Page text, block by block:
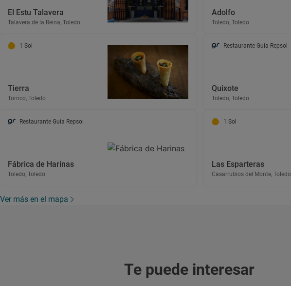
El Estu Talavera
Talavera de la Reina, Toledo
Adolfo
Toledo, Toledo
1 Sol
Tierra
Torrico, Toledo
Restaurante Guía Repsol
Quixote
Toledo, Toledo
Restaurante Guía Repsol
Fábrica de Harinas
Toledo, Toledo
1 Sol
Las Esparteras
Casarrubios del Monte, Toledo
Ver más en el mapa
Te puede interesar